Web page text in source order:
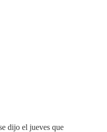
dijo el jueves que